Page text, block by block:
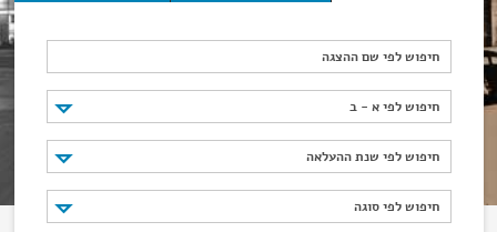
חיפוש לפי שם ההצגה
חיפוש לפי א - ב
חיפוש לפי א - ב
חיפוש לפי שנת ההעלאה
חיפוש לפי שנת ההעלאה
חיפוש לפי סוגה
חיפוש לפי סוגה